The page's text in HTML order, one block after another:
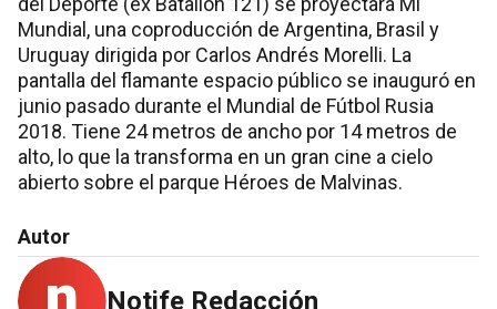
Mundial, una coproducción de Argentina, Brasil y
Uruguay dirigida por Carlos Andrés Morelli. La
pantalla del flamante espacio público se inauguró en
junio pasado durante el Mundial de Fútbol Rusia
2018. Tiene 24 metros de ancho por 14 metros de
alto, lo que la transforma en un gran cine a cielo
abierto sobre el parque Héroes de Malvinas.
Autor
Notife Redacción